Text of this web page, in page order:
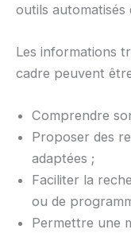
outils automatisés
Les informations
cadre peuvent
Comprendre
Proposer des
adaptées ;
Faciliter la
ou de
Permettre une